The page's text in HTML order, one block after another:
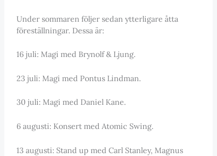
Under sommaren följer sedan ytterligare åtta
föreställningar. Dessa är:
16 juli: Magi med Brynolf & Ljung.
23 juli: Magi med Pontus Lindman.
30 juli: Magi med Daniel Kane.
6 augusti: Konsert med Atomic Swing.
13 augusti: Stand up med Carl Stanley, Magnus